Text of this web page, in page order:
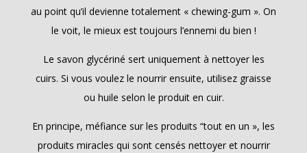
au point qu’il devienne totalement « chewing-gum ». On
le voit, le mieux est toujours l’ennemi du bien !
Le savon glycériné sert uniquement à nettoyer les
cuirs. Si vous voulez le nourrir ensuite, utilisez graisse
ou huile selon le produit en cuir.
En principe, méfiance sur les produits “tout en un », les
produits miracles qui sont censés nettoyer et nourrir